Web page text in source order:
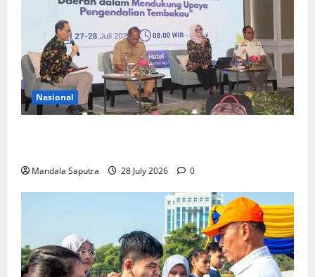
Nasional
Mandala Saputra 28 July 2026 0